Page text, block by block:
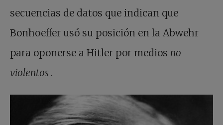
secuencias de datos que indican que
Bonhoeffer usó su posición en la Abwehr
para oponerse a Hitler por medios no
violentos .